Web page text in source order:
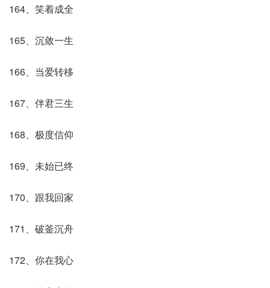
164、笑着成全
165、沉敛一生
166、当爱转移
167、伴君三生
168、极度信仰
169、未始已终
170、跟我回家
171、破釜沉舟
172、你在我心